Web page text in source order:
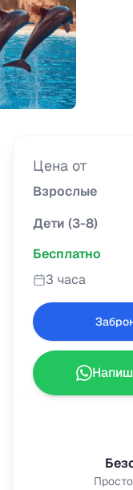
Цена от
Взрослые
Дети (3-8)
Бесплатно
3 часа